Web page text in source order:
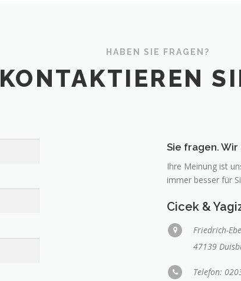
HABEN SIE FRAGEN?
KONTAKTIEREN
Sie fragen.
Ihre Meinung ist
immer besser für
Cicek &
Friedrich-
47139
Telefon: